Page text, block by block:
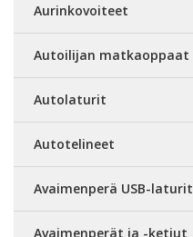
Aurinkovoiteet
Autoilijan matkaoppaat
Autolaturit
Autotelineet
Avaimenperä USB-laturit
Avaimenperät ja -ketjut